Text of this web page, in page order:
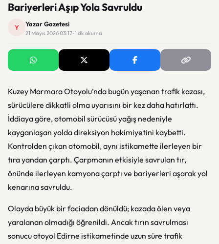
Bariyerleri Aşıp Yola Savruldu
Y Yazar Gazetesi
21 Mayıs 2026 03:17 · 1 dk okuma
Kuzey Marmara Otoyolu’nda bugün yaşanan trafik kazası,
sürücülere dikkatli olma uyarısını bir kez daha hatırlattı.
İddiaya göre, otomobil sürücüsü yağış nedeniyle
kayganlaşan yolda direksiyon hakimiyetini kaybetti.
Kontrolden çıkan otomobil, aynı istikamette ilerleyen bir
tıra yandan çarptı. Çarpmanın etkisiyle savrulan tır,
önünde ilerleyen kamyona çarptı ve bariyerleri aşarak yol
kenarına savruldu.
Olayda büyük bir faciadan dönüldü; kazada ölen veya
yaralanan olmadığı öğrenildi. Ancak tırın savrulması
sonucu otoyol Edirne istikametinde uzun süre trafik